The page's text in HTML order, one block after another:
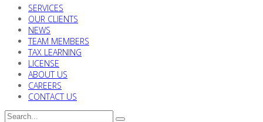
SERVICES
OUR CLIENTS
NEWS
TEAM MEMBERS
TAX LEARNING
LICENSE
ABOUT US
CAREERS
CONTACT US